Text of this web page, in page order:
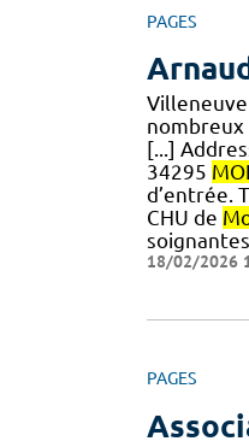
PAGES
nombreux
[...]
34295
d’entrée.
CHU de
soignantes
18/02/2026
PAGES